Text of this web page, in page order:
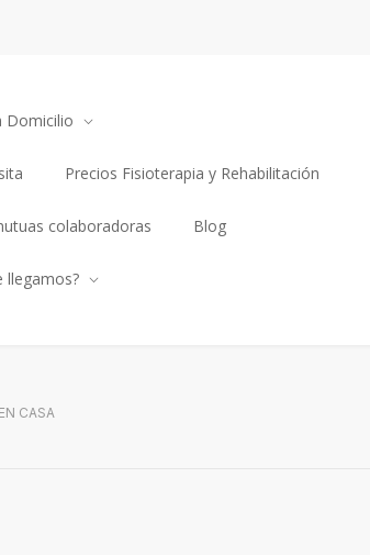
Domicilio
Precios Fisioterapia y Rehabilitación
colaboradoras Blog
llegamos?
CASA